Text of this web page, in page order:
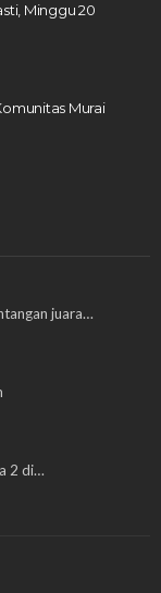
Minggu 20
Murai
juara…
2 di…